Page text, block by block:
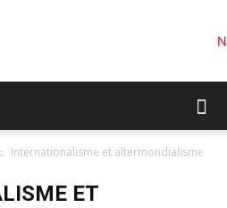
Internationalisme et altermondialisme
ET